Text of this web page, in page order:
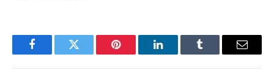
FacebookTwitter Pinterest LinkedInTumblr Email